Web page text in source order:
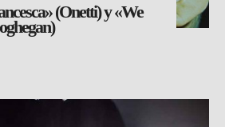
(Onetti) y «We